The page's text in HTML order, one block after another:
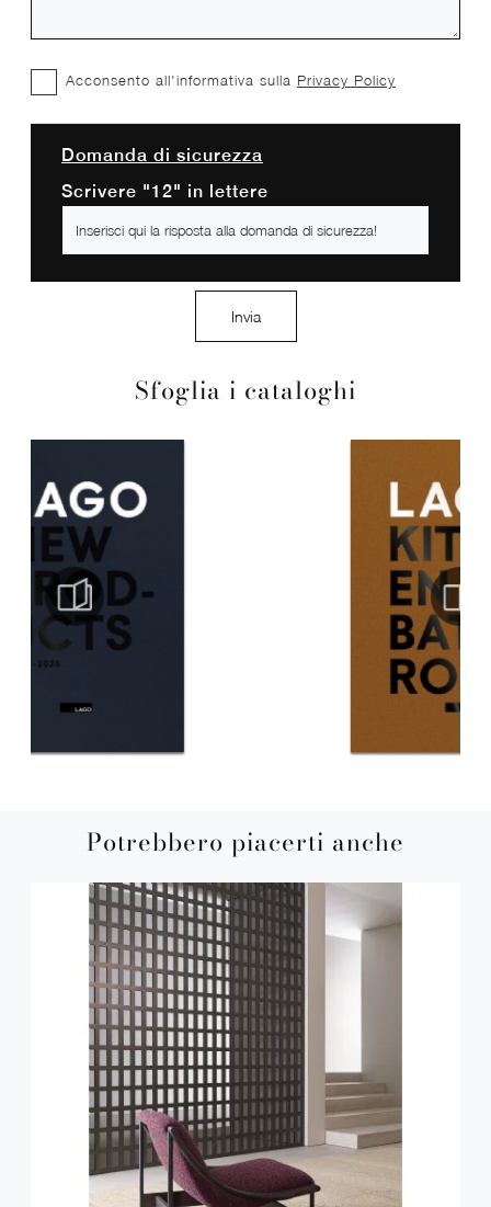
Sfoglia i cataloghi
Acconsento all'informativa sulla Privacy Policy
Domanda di sicurezza
Scrivere "12" in lettere
Invia
Potrebbero piacerti anche